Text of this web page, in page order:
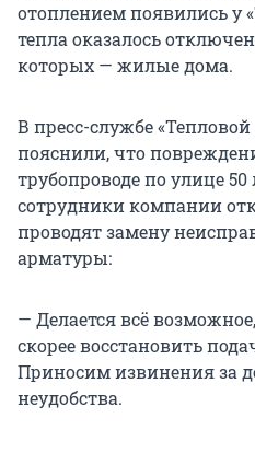
отоплением появились у
тепла оказалось
которых — жилые дома.
В пресс-службе
пояснили, что
трубопроводе по улице
сотрудники компании
проводят замену
арматуры:
— Делается всё
скорее восстановить
Приносим извинения за
неудобства.